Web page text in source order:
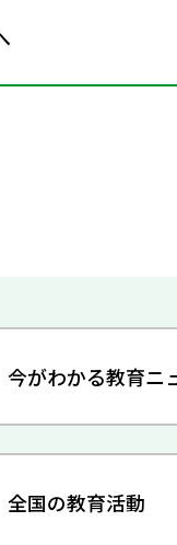
今がわかる教育ニ
全国の教育活動